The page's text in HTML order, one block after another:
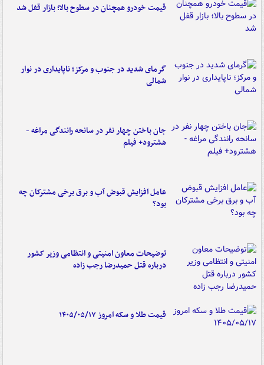
قیمت خودرو همچنان در سطوح بالا؛ بازار قفل شد
گرمای شدید در جنوب و مرکز؛ ناپایداری در نوار
شمالی
جان باختن چهار نفر در سانحه رانندگی مراغه -
هشترود+ فیلم
عامل افزایش قبوض آب و برق برخی مشترکان چه
بود؟
توضیحات معاون امنیتی و انتظامی وزیر کشور
درباره قتل حمیدرضا رجب زاده
قیمت طلا و سکه امروز ۱۴۰۵/۰۵/۱۷